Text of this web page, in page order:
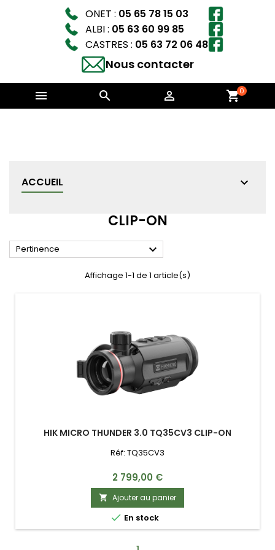
ONET : 05 65 78 15 03
ALBI : 05 63 60 99 85
CASTRES : 05 63 72 06 48
Nous contacter
   shopping_cart0
ACCUEIL
CLIP-ON
Pertinence 
Affichage 1-1 de 1 article(s)
HIK MICRO THUNDER 3.0 TQ35CV3 CLIP-ON
Réf: TQ35CV3
Prix
2 799,00 €
 Ajouter au panier
 En stock